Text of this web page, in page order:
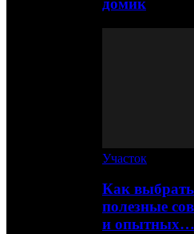
домик
Участок
Как
полезные
и опытных…